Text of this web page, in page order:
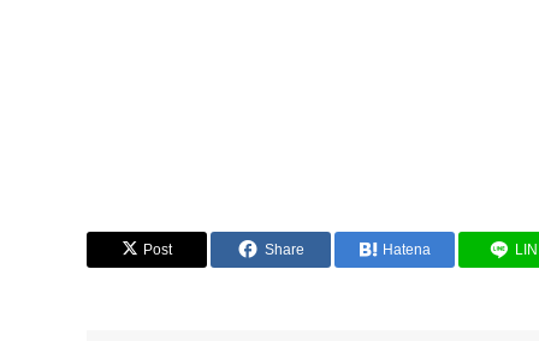
Post Share Hatena